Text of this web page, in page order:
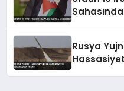
Rusya